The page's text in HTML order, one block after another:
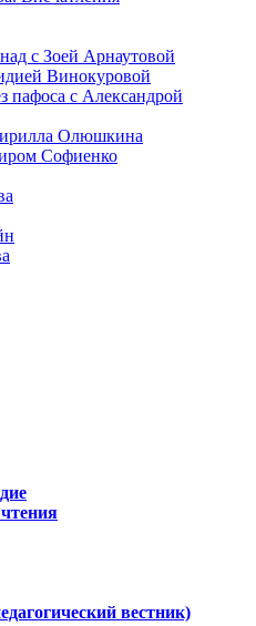
с Зоей Арнаутовой
Винокуровой
пафоса с Александрой
Олюшкина
Софиенко
вестник)